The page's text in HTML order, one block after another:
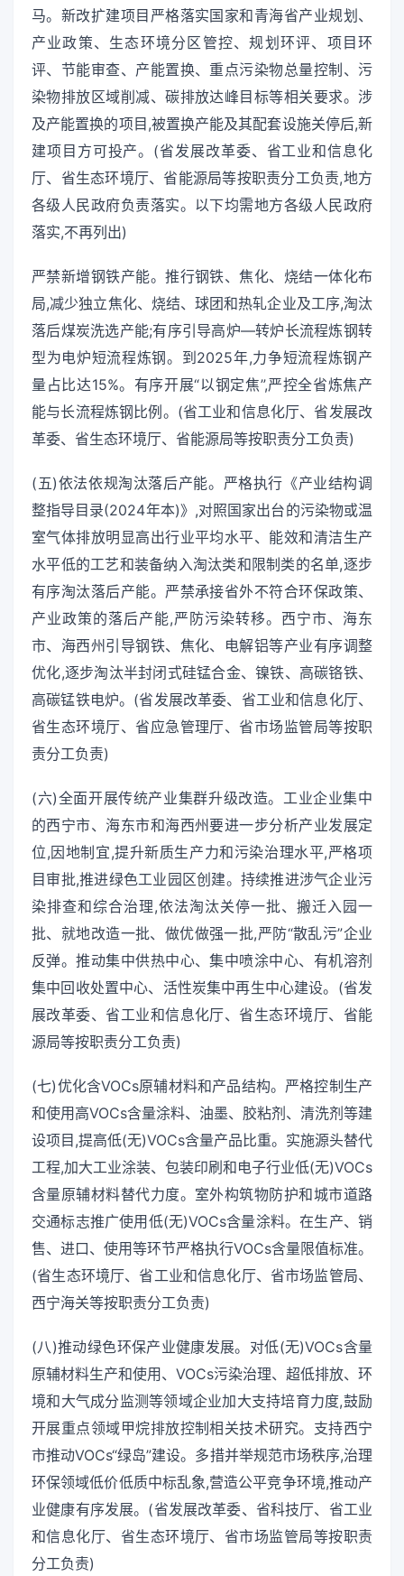
马。新改扩建项目严格落实国家和青海省产业规划、
产业政策、生态环境分区管控、规划环评、项目环
评、节能审查、产能置换、重点污染物总量控制、污
染物排放区域削减、碳排放达峰目标等相关要求。涉
及产能置换的项目,被置换产能及其配套设施关停后,新
建项目方可投产。(省发展改革委、省工业和信息化
厅、省生态环境厅、省能源局等按职责分工负责,地方
各级人民政府负责落实。以下均需地方各级人民政府
落实,不再列出)
严禁新增钢铁产能。推行钢铁、焦化、烧结一体化布
局,减少独立焦化、烧结、球团和热轧企业及工序,淘汰
落后煤炭洗选产能;有序引导高炉—转炉长流程炼钢转
型为电炉短流程炼钢。到2025年,力争短流程炼钢产
量占比达15%。有序开展“以钢定焦”,严控全省炼焦产
能与长流程炼钢比例。(省工业和信息化厅、省发展改
革委、省生态环境厅、省能源局等按职责分工负责)
(五)依法依规淘汰落后产能。严格执行《产业结构调
整指导目录(2024年本)》,对照国家出台的污染物或温
室气体排放明显高出行业平均水平、能效和清洁生产
水平低的工艺和装备纳入淘汰类和限制类的名单,逐步
有序淘汰落后产能。严禁承接省外不符合环保政策、
产业政策的落后产能,严防污染转移。西宁市、海东
市、海西州引导钢铁、焦化、电解铝等产业有序调整
优化,逐步淘汰半封闭式硅锰合金、镍铁、高碳铬铁、
高碳锰铁电炉。(省发展改革委、省工业和信息化厅、
省生态环境厅、省应急管理厅、省市场监管局等按职
责分工负责)
(六)全面开展传统产业集群升级改造。工业企业集中
的西宁市、海东市和海西州要进一步分析产业发展定
位,因地制宜,提升新质生产力和污染治理水平,严格项
目审批,推进绿色工业园区创建。持续推进涉气企业污
染排查和综合治理,依法淘汰关停一批、搬迁入园一
批、就地改造一批、做优做强一批,严防“散乱污”企业
反弹。推动集中供热中心、集中喷涂中心、有机溶剂
集中回收处置中心、活性炭集中再生中心建设。(省发
展改革委、省工业和信息化厅、省生态环境厅、省能
源局等按职责分工负责)
(七)优化含VOCs原辅材料和产品结构。严格控制生产
和使用高VOCs含量涂料、油墨、胶粘剂、清洗剂等建
设项目,提高低(无)VOCs含量产品比重。实施源头替代
工程,加大工业涂装、包装印刷和电子行业低(无)VOCs
含量原辅材料替代力度。室外构筑物防护和城市道路
交通标志推广使用低(无)VOCs含量涂料。在生产、销
售、进口、使用等环节严格执行VOCs含量限值标准。
(省生态环境厅、省工业和信息化厅、省市场监管局、
西宁海关等按职责分工负责)
(八)推动绿色环保产业健康发展。对低(无)VOCs含量
原辅材料生产和使用、VOCs污染治理、超低排放、环
境和大气成分监测等领域企业加大支持培育力度,鼓励
开展重点领域甲烷排放控制相关技术研究。支持西宁
市推动VOCs“绿岛”建设。多措并举规范市场秩序,治理
环保领域低价低质中标乱象,营造公平竞争环境,推动产
业健康有序发展。(省发展改革委、省科技厅、省工业
和信息化厅、省生态环境厅、省市场监管局等按职责
分工负责)